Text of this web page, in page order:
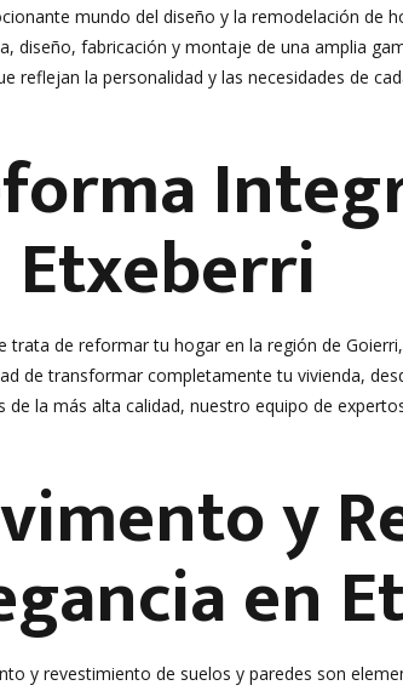
mundo del diseño y la remodelación de
diseño, fabricación y montaje de una amplia
reflejan la personalidad y las necesidades de
Etxeberri
trata de reformar tu hogar en la región de
de transformar completamente tu vivienda,
de la más alta calidad, nuestro equipo de
y
en
y revestimiento de suelos y paredes son